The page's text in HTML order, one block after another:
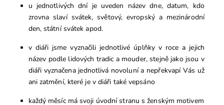
u jednotlivých dní je uveden název dne, datum, kdo
zrovna slaví svátek, světový, evropský a mezinárodní
den, státní svátek apod.
v diáři jsme vyznačili jednotlivé úplňky v roce a jejich
název podle lidových tradic a mouder, stejně jako jsou v
diáři vyznačena jednotlivá novoluní a nepřekvapí Vás už
ani zatmění, které je v diáři také vepsáno
každý měsíc má svoji úvodní stranu s ženským motivem